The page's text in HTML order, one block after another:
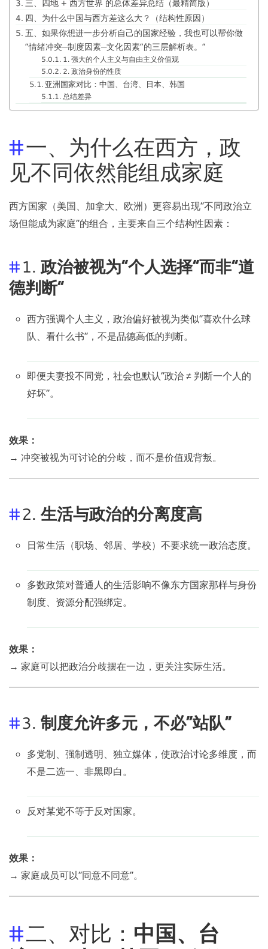
三、四地 + 西方世界 的总体差异总结（最精简版）
四、为什么中国与西方差这么大？（结构性原因）
五、如果你想进一步分析自己的国家经验，我也可以帮你做
“情绪冲突—制度因素—文化因素”的三层解析表。”
1. 强大的个人主义与自由主义价值观
2. 政治身份的性质
亚洲国家对比：中国、台湾、日本、韩国
总结差异
一、为什么在西方，政
见不同依然能组成家庭
西方国家（美国、加拿大、欧洲）更容易出现“不同政治立
场但能成为家庭”的组合，主要来自三个结构性因素：
1. 政治被视为“个人选择”而非“道
德判断”
西方强调个人主义，政治偏好被视为类似“喜欢什么球
队、看什么书”，不是品德高低的判断。
即便夫妻投不同党，社会也默认“政治 ≠ 判断一个人的
好坏”。
效果：
→ 冲突被视为可讨论的分歧，而不是价值观背叛。
2. 生活与政治的分离度高
日常生活（职场、邻居、学校）不要求统一政治态度。
多数政策对普通人的生活影响不像东方国家那样与身份
制度、资源分配强绑定。
效果：
→ 家庭可以把政治分歧摆在一边，更关注实际生活。
3. 制度允许多元，不必“站队”
多党制、强制透明、独立媒体，使政治讨论多维度，而
不是二选一、非黑即白。
反对某党不等于反对国家。
效果：
→ 家庭成员可以“同意不同意”。
二、对比： 中国、台